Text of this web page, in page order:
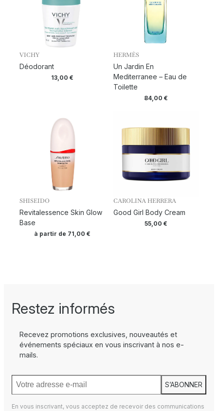
VICHY
Déodorant
13,00 €
HERMÈS
Un Jardin En
Mediterranee – Eau de
Toilette
84,00 €
SHISEIDO
Revitalessence Skin Glow
Base
à partir de 71,00 €
CAROLINA HERRERA
Good Girl Body Cream
55,00 €
Restez informés
Recevez promotions exclusives, nouveautés et
événements spéciaux en vous inscrivant à nos e-
mails.
S’ABONNER
En vous inscrivant, vous acceptez de recevoir des communications